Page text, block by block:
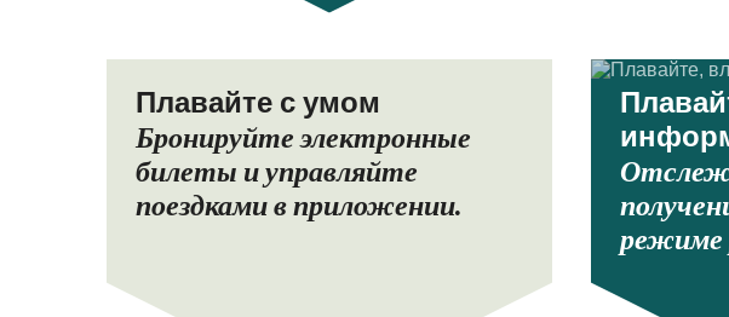
Плавайте с умом
Бронируйте электронные
билеты и управляйте
поездками в приложении.
режиме